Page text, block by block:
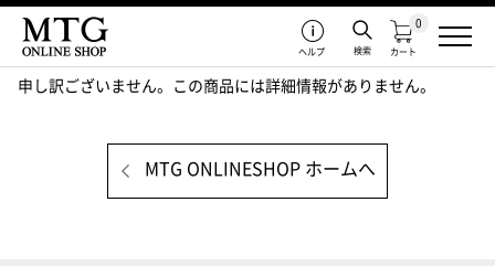
カート
0
検索
ヘルプ
申し訳ございません。この商品には詳細情報がありません。
MTG ONLINESHOP ホームへ